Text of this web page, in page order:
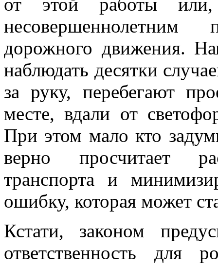
от этой работы
дорожного движения.
наблюдать десятки
за руку, перебегают
месте, вдали от
При этом мало кто
верно просчитает
транспорта и
ошибку, которая может
Кстати, законом
ответственность для